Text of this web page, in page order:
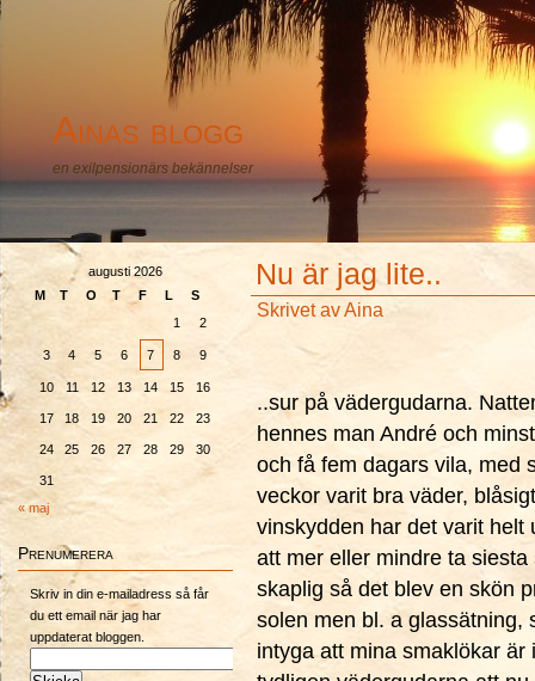
Ainas blogg
en exilpensionärs bekännelser
augusti 2026
M
T O T F L
S
1
2
3 4 5 6 7 8 9
10 11 12 13 14 15 16
17 18 19 20 21 22 23
24 25 26 27 28 29 30
31
« maj
Prenumerera
Skriv in din e-mailadress så får
du ett email när jag har
uppdaterat bloggen.
Nu är jag lite..
Skrivet avAina
..sur på vädergudarna.
hennes man André och
och få fem dagars vila, med
veckor varit bra väder,
vinskydden har det varit helt
att mer eller mindre ta
skaplig så det blev en skön
solen men bl. a glassätning,
intyga att mina smaklökar